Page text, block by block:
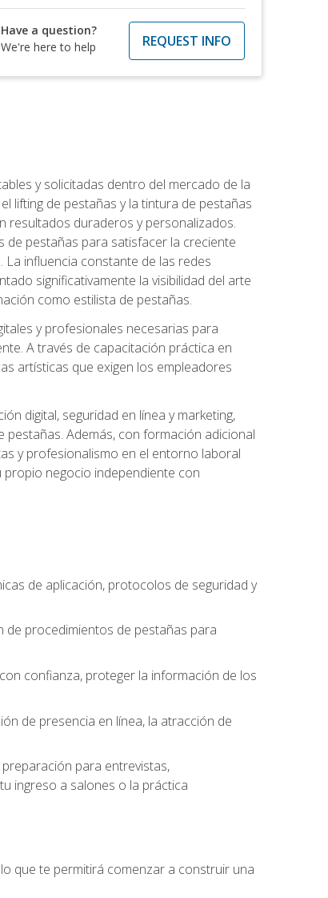
Have a question?
We're here to help
REQUEST INFO
y solicitadas dentro del mercado de la
lifting de pestañas y la tintura de pestañas
resultados duraderos y personalizados.
de pestañas para satisfacer la creciente
influencia constante de las redes
significativamente la visibilidad del arte
como estilista de pestañas.
y profesionales necesarias para
A través de capacitación práctica en
artísticas que exigen los empleadores
digital, seguridad en línea y marketing,
Además, con formación adicional
y profesionalismo en el entorno laboral
negocio independiente con
de aplicación, protocolos de seguridad y
de procedimientos de pestañas para
confianza, proteger la información de los
de presencia en línea, la atracción de
para entrevistas,
ingreso a salones o la práctica
que te permitirá comenzar a construir una